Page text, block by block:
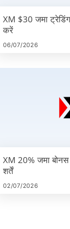
XM $30 जमा
करें
06/07/2026
XM 20% जमा
शर्तें
02/07/2026